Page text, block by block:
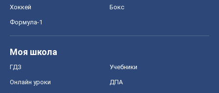
Хоккей Бокс
Формула-1
Моя школа
ГДЗ Учебники
Онлайн уроки ДПА